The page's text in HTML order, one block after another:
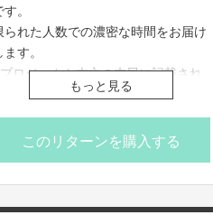
。
られた人数での濃密な時間をお届け
す。
ロジェクト本文の末尾に記載され
いる【ご支援にあたってのご注意事
】を必ずご一読ください。
ちらのリターンは実施日の3日前
もっと見る
このリターンを購入する